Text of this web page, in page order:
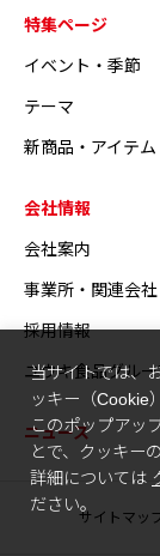
特集ページ
イベント・季節
テーマ
新商品・アイテム
会社情報
会社案内
事業所・関連会社
採用情報
ユウキ食品グル
ニュース
サイトマッ
当サイトでは、
ッキー（Cookie
このポップアッ
とで、クッキー
詳細については
ださい。